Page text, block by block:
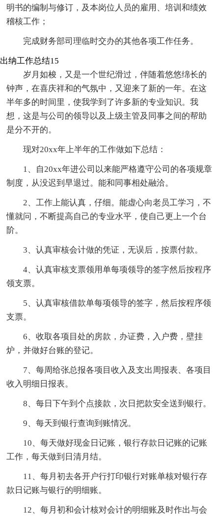
明书的编制与修订，及本岗位人员的雇用、培训和绩效
稽核工作；
完成财务部司理临时交办的其他各项工作任务。
出纳工作总结15
岁月如梭，又是一个世纪滑过，伴随着悠悠绵长的
钟声，在喜庆祥和的气氛中，又迎来了新的一年。在这
半年多的时间里，使我学到了许多新的专业知识。我
想，这是与公司的领导以及上级主管及同事之间的帮助
是分不开的。
现对20xx年上半年的工作做如下总结：
1、自20xx年进公司以来能严格遵守公司的各项规章
制度，从没迟到早退过。能和同事相处融洽。
2、工作上能认真，仔细。能虚心向老员工学习，不
懂就问，不断提高自己的专业水平，使自己更上一个台
阶。
3、认真审核会计做的凭证，无误后，按票付款。
4、认真审核支票领用单每项领导的签字然后按程序
领支票。
5、认真审核借款单每项领导的签字，然后按程序领
支票。
6、收取各项目处的房款，办证费，入户费，壁挂
炉，并做好台账的登记。
7、每周给张总报各项目收入及支出周报表、各项目
收入明细日报表。
8、每日下午到个点接款，次日把款安全送到银行。
9、每天到银行查询到账情况。
10、每天做好现金日记账，银行存款日记账的记账
工作，每天做到日清月结。
11、每月初去各开户行打印银行对账单核对银行存
款日记账与银行的明细账。
12、每月初和会计核对会计的明细账及时作出与会